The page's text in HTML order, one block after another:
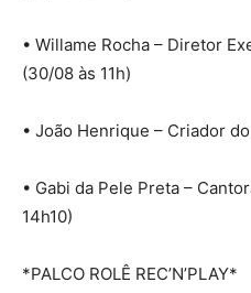
• Willame Rocha – Diretor
(30/08 às 11h)
• João Henrique – Criador
• Gabi da Pele Preta –
14h10)
*PALCO ROLÊ REC’N’PLAY*